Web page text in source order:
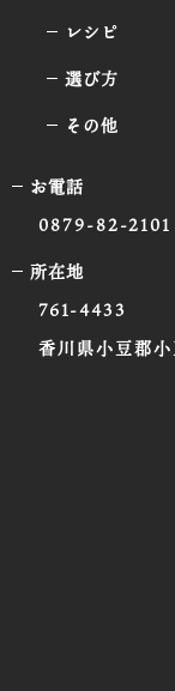
レシピ
選び方
その他
お電話
0879-82-2101
所在地
761-4433
香川県小豆郡